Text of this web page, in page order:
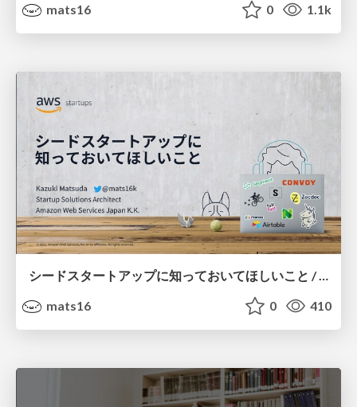
mats16
0 1.1k
シードスタートアップに 知っておいてほしいこと / What seed startups need to know
mats16
0 410